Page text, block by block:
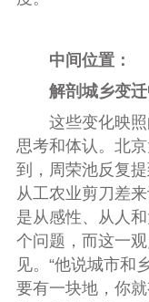
中间位置：
解剖城乡变迁
这些变化映照
思考和体认。北
到，周荣池反复
从工农业剪刀差
是从感性、从人
个问题，而这一
见。“他说城市和
要有一块地，你